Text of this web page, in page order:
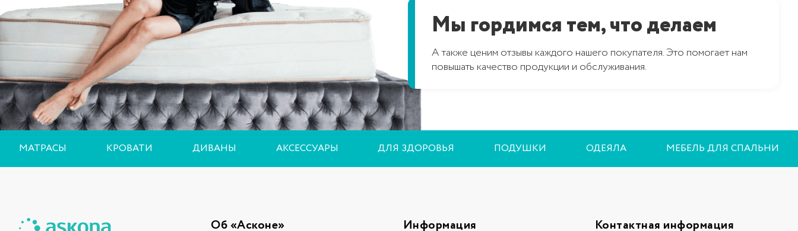
Мы гордимся тем, что делаем
А также ценим отзывы каждого нашего покупателя. Это помогает нам
повышать качество продукции и обслуживания.
МАТРАСЫ КРОВАТИ ДИВАНЫ АКСЕССУАРЫ ДЛЯ ЗДОРОВЬЯ ПОДУШКИ ОДЕЯЛА МЕБЕЛЬ ДЛЯ СПАЛЬНИ
Об «Асконе» Информация Контактная информация